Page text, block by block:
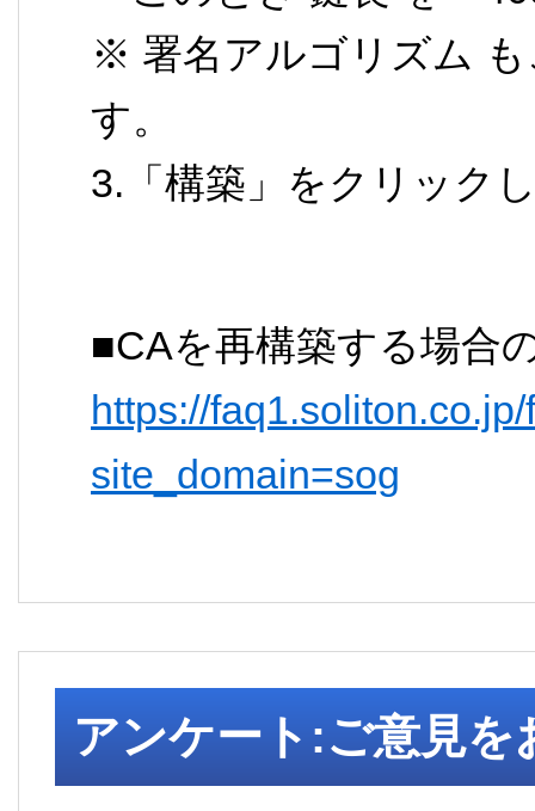
※ 署名アルゴリズム
す。
3.「構築」をクリック
■CAを再構築する場合
https://
site_domain=sog
アンケート:ご意見